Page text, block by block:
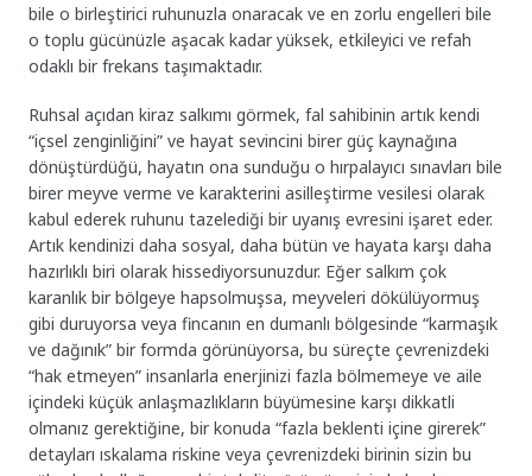
bile o birleştirici ruhunuzla onaracak ve en zorlu engelleri bile
o toplu gücünüzle aşacak kadar yüksek, etkileyici ve refah
odaklı bir frekans taşımaktadır.
Ruhsal açıdan kiraz salkımı görmek, fal sahibinin artık kendi
“içsel zenginliğini” ve hayat sevincini birer güç kaynağına
dönüştürdüğü, hayatın ona sunduğu o hırpalayıcı sınavları bile
birer meyve verme ve karakterini asilleştirme vesilesi olarak
kabul ederek ruhunu tazelediği bir uyanış evresini işaret eder.
Artık kendinizi daha sosyal, daha bütün ve hayata karşı daha
hazırlıklı biri olarak hissediyorsunuzdur. Eğer salkım çok
karanlık bir bölgeye hapsolmuşsa, meyveleri dökülüyormuş
gibi duruyorsa veya fincanın en dumanlı bölgesinde “karmaşık
ve dağınık” bir formda görünüyorsa, bu süreçte çevrenizdeki
“hak etmeyen” insanlarla enerjinizi fazla bölmemeye ve aile
içindeki küçük anlaşmazlıkların büyümesine karşı dikkatli
olmanız gerektiğine, bir konuda “fazla beklenti içine girerek”
detayları ıskalama riskine veya çevrenizdeki birinin sizin bu